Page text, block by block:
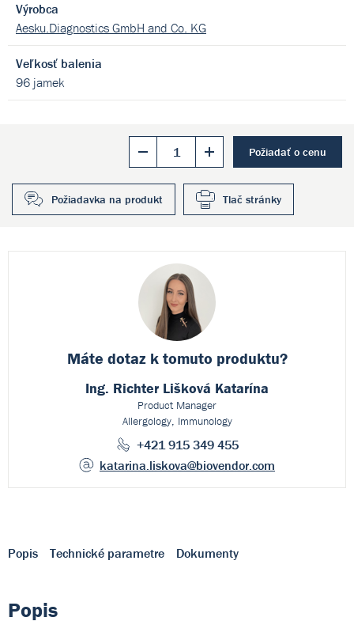
Výrobca
Aesku.Diagnostics GmbH and Co. KG
Veľkosť balenia
96 jamek
Požiadať o cenu
Požiadavka na produkt Tlač stránky
Máte dotaz k tomuto produktu?
Ing. Richter Lišková Katarína
Product Manager
Allergology, Immunology
+421 915 349 455
katarina.liskova@biovendor.com
Popis Technické parametre Dokumenty
Popis